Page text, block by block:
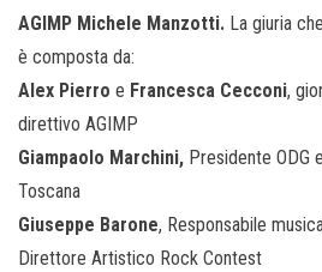
AGIMP Michele Manzotti. La giuria
è composta da:
Alex Pierro e Francesca Cecconi,
direttivo AGIMP
Giampaolo Marchini, Presidente ODG
Toscana
Giuseppe Barone, Responsabile
Direttore Artistico Rock Contest